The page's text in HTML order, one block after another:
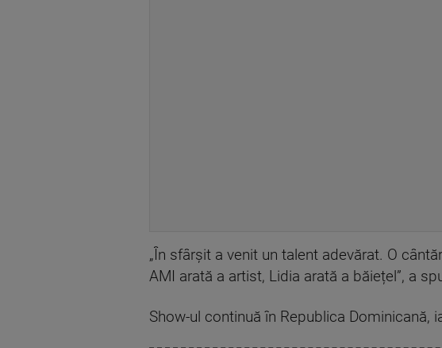
„În sfârșit a venit un talent adevărat. O
AMI arată a artist, Lidia arată a băiețel”, a
Show-ul continuă în Republica